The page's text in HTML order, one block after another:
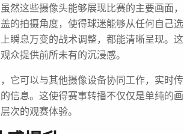
然这些摄像头能够展现比赛的主要画面，
的拍摄角度，使得球迷能够从任何自己选
瞬息万变的战术调整，都能清晰呈现。这
众提供前所未有的沉浸感。
它可以与其他摄像设备协同工作，实时传
信息。这使得赛事转播不仅仅是单纯的画
次的观赛体验。